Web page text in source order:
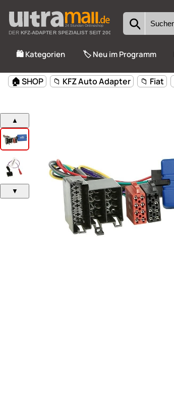
24 Stunden Onlineshop
DERKFZ-ADAPTER SPEZIALIST SEIT 2002
🛍️ Kategorien 🏷️ Neu im Programm
🏠 SHOP 📁 KFZ Auto Adapter 📁 Fiat
▲
▼